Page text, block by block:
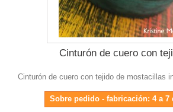
Cinturón de cuero con
Cinturón de cuero con tejido de mostacillas
Sobre pedido - fabricación: 4 a 7